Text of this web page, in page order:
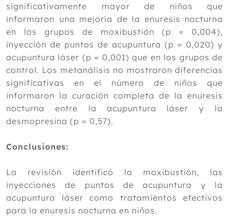
significativamente mayor de niños que
informaron una mejoría de la enuresis nocturna
en los grupos de moxibustión (p = 0,004),
inyección de puntos de acupuntura (p = 0,020) y
acupuntura láser (p = 0,001) que en los grupos de
control. Los metanálisis no mostraron diferencias
significativas en el número de niños que
informaron la curación completa de la enuresis
nocturna entre la acupuntura láser y la
desmopresina (p = 0,57).
Conclusiones:
La revisión identificó la moxibustión, las
inyecciones de puntos de acupuntura y la
acupuntura láser como tratamientos efectivos
para la enuresis nocturna en niños.